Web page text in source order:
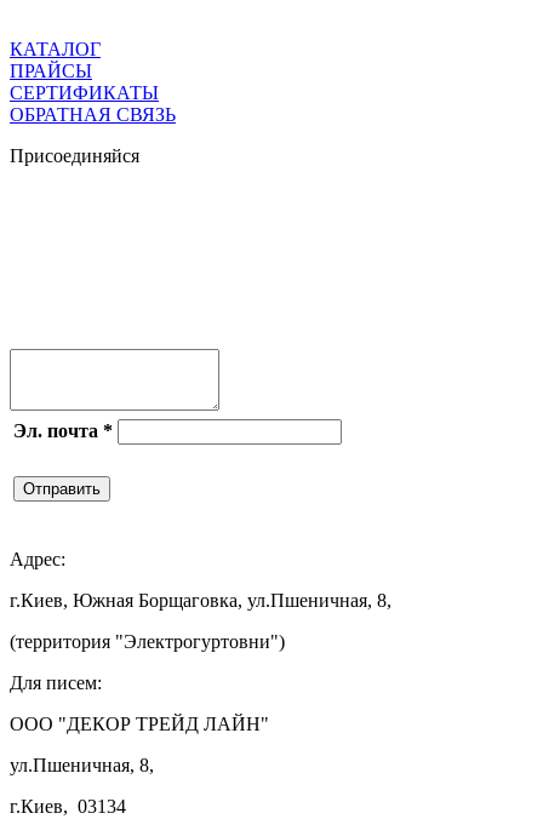
КАТАЛОГ
ПРАЙСЫ
СЕРТИФИКАТЫ
ОБРАТНАЯ СВЯЗЬ
Присоединяйся
Эл. почта *
Отправить
Адрес:
г.Киев, Южная Борщаговка, ул.Пшеничная, 8,
(территория "Электрогуртовни")
Для писем:
ООО "ДЕКОР ТРЕЙД ЛАЙН"
ул.Пшеничная, 8,
г.Киев, 03134